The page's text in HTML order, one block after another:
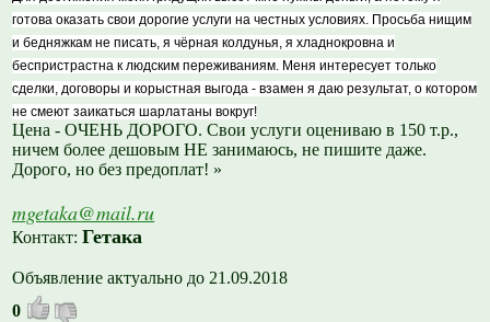
готова оказать свои дорогие услуги на честных условиях. Просьба нищим
и бедняжкам не писать, я чёрная колдунья, я хладнокровна и
беспристрастна к людским переживаниям. Меня интересует только
сделки, договоры и корыстная выгода - взамен я даю результат, о котором
не смеют заикаться шарлатаны вокруг!
Цена - ОЧЕНЬ ДОРОГО. Свои услуги оцениваю в 150 т.р.,
ничем более дешовым НЕ занимаюсь, не пишите даже.
Дорого, но без предоплат! »
mgetaka@mail.ru
Контакт:Гетака
Объявление актуально до 21.09.2018
0